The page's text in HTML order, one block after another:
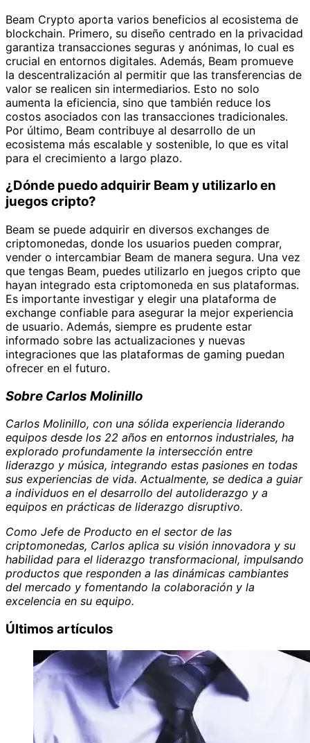
Beam Crypto aporta varios beneficios al ecosistema de
blockchain. Primero, su diseño centrado en la privacidad
garantiza transacciones seguras y anónimas, lo cual es
crucial en entornos digitales. Además, Beam promueve
la descentralización al permitir que las transferencias de
valor se realicen sin intermediarios. Esto no solo
aumenta la eficiencia, sino que también reduce los
costos asociados con las transacciones tradicionales.
Por último, Beam contribuye al desarrollo de un
ecosistema más escalable y sostenible, lo que es vital
para el crecimiento a largo plazo.
¿Dónde puedo adquirir Beam y utilizarlo en
juegos cripto?
Beam se puede adquirir en diversos exchanges de
criptomonedas, donde los usuarios pueden comprar,
vender o intercambiar Beam de manera segura. Una vez
que tengas Beam, puedes utilizarlo en juegos cripto que
hayan integrado esta criptomoneda en sus plataformas.
Es importante investigar y elegir una plataforma de
exchange confiable para asegurar la mejor experiencia
de usuario. Además, siempre es prudente estar
informado sobre las actualizaciones y nuevas
integraciones que las plataformas de gaming puedan
ofrecer en el futuro.
Sobre Carlos Molinillo
Carlos Molinillo, con una sólida experiencia liderando
equipos desde los 22 años en entornos industriales, ha
explorado profundamente la intersección entre
liderazgo y música, integrando estas pasiones en todas
sus experiencias de vida. Actualmente, se dedica a guiar
a individuos en el desarrollo del autoliderazgo y a
equipos en prácticas de liderazgo disruptivo.
Como Jefe de Producto en el sector de las
criptomonedas, Carlos aplica su visión innovadora y su
habilidad para el liderazgo transformacional, impulsando
productos que responden a las dinámicas cambiantes
del mercado y fomentando la colaboración y la
excelencia en su equipo.
Últimos artículos